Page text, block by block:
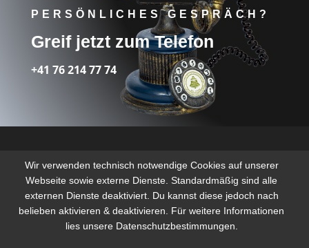
PERSÖNLICHES GESPRÄCH?
Greif jetzt zum Telefon
+41 76 214 77 74
Wir verwenden technisch notwendige Cookies auf unserer
Webseite sowie externe Dienste. Standardmäßig sind alle
externen Dienste deaktiviert. Du kannst diese jedoch nach
belieben aktivieren & deaktivieren. Für weitere Informationen
lies unsere Datenschutzbestimmungen.